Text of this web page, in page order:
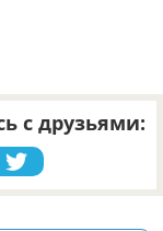
с друзьями: